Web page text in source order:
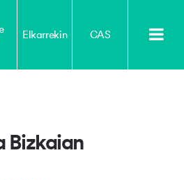
Elkarrekin CAS
Bizkaian